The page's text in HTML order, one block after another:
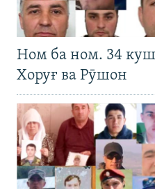
Ном ба ном. 34
Хоруғ ва Рӯшон